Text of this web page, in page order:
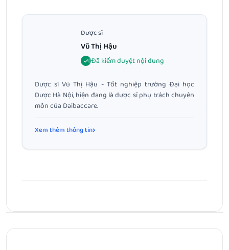
Dược sĩ
Vũ Thị Hậu
Đã kiểm duyệt nội dung
Dược sĩ Vũ Thị Hậu - Tốt nghiệp trường Đại học
Dược Hà Nội, hiện đang là dược sĩ phụ trách chuyên
môn của Daibaccare.
Xem thêm thông tin
5 Điều cần biết về Zinc Oxide trong kem chống nắng để